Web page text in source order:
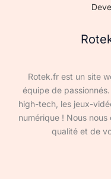
Rotek.fr est un site
équipe de
high-tech, les jeux-
numérique ! Nous
qualité et de